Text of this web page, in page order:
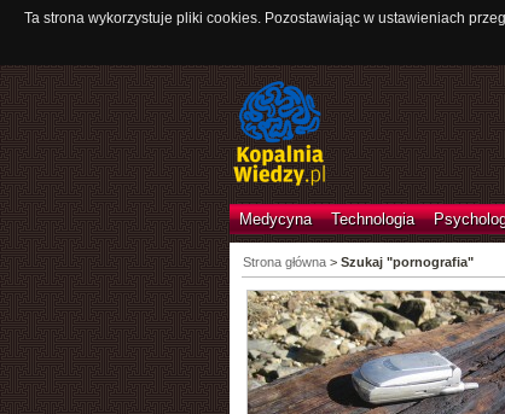
Ta strona wykorzystuje pliki cookies. Pozostawiając w ustawieniach
Medycyna Technologia
Strona główna> Szukaj "pornografia"